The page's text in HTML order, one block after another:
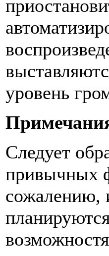
уровень
Следует
привычных
сожалению,